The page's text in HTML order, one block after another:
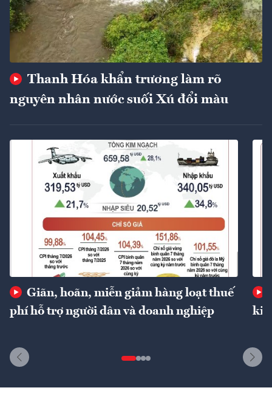
Thanh Hóa khẩn trương làm rõ
nguyên nhân nước suối Xú đổi màu
Giãn, hoãn, miễn giảm hàng loạt thuế
phí hỗ trợ người dân và doanh nghiệp